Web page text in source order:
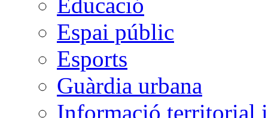
Espai públic
Esports
Guàrdia urbana
Informació territorial